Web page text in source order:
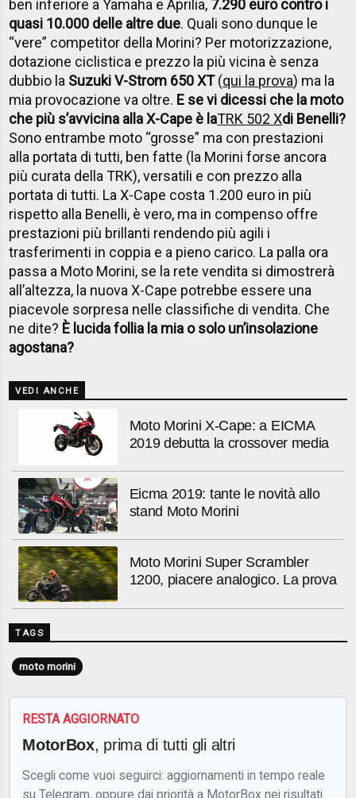
ben inferiore a Yamaha e Aprilia, 7.290 euro contro i
quasi 10.000 delle altre due. Quali sono dunque le
“vere” competitor della Morini? Per motorizzazione,
dotazione ciclistica e prezzo la più vicina è senza
dubbio la Suzuki V-Strom 650 XT(qui la prova) ma la
mia provocazione va oltre. E se vi dicessi che la moto
che più s’avvicina alla X-Cape è laTRK 502 Xdi Benelli?
Sono entrambe moto “grosse” ma con prestazioni
alla portata di tutti, ben fatte (la Morini forse ancora
più curata della TRK), versatili e con prezzo alla
portata di tutti. La X-Cape costa 1.200 euro in più
rispetto alla Benelli, è vero, ma in compenso offre
prestazioni più brillanti rendendo più agili i
trasferimenti in coppia e a pieno carico. La palla ora
passa a Moto Morini, se la rete vendita si dimostrerà
all’altezza, la nuova X-Cape potrebbe essere una
piacevole sorpresa nelle classifiche di vendita. Che
ne dite? È lucida follia la mia o solo un’insolazione
agostana?
VEDI ANCHE
Moto Morini X-Cape: a EICMA
2019 debutta la crossover media
Eicma 2019: tante le novità allo
stand Moto Morini
Moto Morini Super Scrambler
1200, piacere analogico. La prova
TAGS
moto morini
RESTA AGGIORNATO
MotorBox, prima di tutti gli altri
Scegli come vuoi seguirci: aggiornamenti in tempo reale
su Telegram, oppure dai priorità a MotorBox nei risultati